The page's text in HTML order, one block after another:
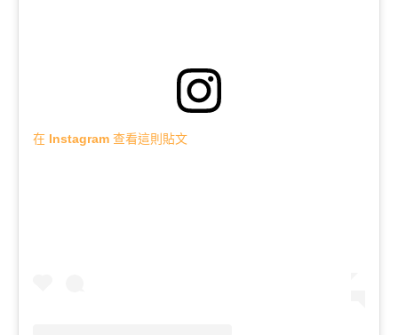
在 Instagram 查看這則貼文